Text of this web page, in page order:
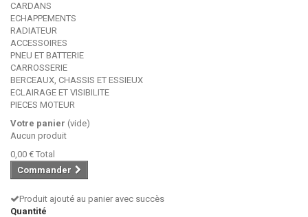
CARDANS
ECHAPPEMENTS
RADIATEUR
ACCESSOIRES
PNEU ET BATTERIE
CARROSSERIE
BERCEAUX, CHASSIS ET ESSIEUX
ECLAIRAGE ET VISIBILITE
PIECES MOTEUR
Votre panier (vide)
Aucun produit
0,00 € Total
Commander
Produit ajouté au panier avec succès
Quantité